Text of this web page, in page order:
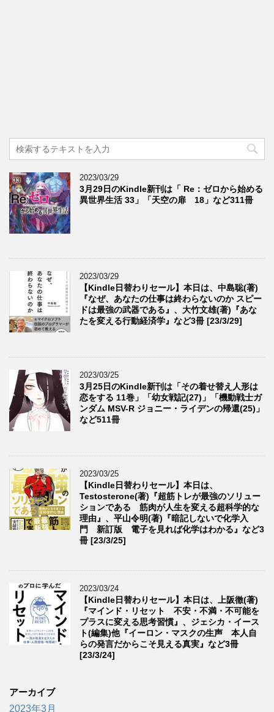
2023/03/29
3月29日のKindle新刊は「 Re：ゼロから始める
異世界生活 33」「天空の扉 18」など311冊
2023/03/29
【Kindle日替わりセール】本日は、中島聡(著)
『なぜ、あなたの仕事は終わらないのか スピー
ドは最強の武器である』、大竹文雄(著)『あな
たを変える行動経済学』など3冊 [23/3/29]
2023/03/25
3月25日のKindle新刊は「その着せ替え人形は
恋をする 11巻」「幼女戦記(27)」「機動戦士ガ
ンダム MSV-R ジョニー・ライデンの帰還(25)」
など511冊
2023/03/25
【Kindle日替わりセール】本日は、
Testosterone(著)『超筋トレが最強のソリュー
ションである 筋肉が人生を変える超科学的な
理由』、平山令明(著)『暗記しないで化学入
門 新訂版 電子を見れば化学はわかる』など3
冊 [23/3/25]
2023/03/24
【Kindle日替わりセール】本日は、上阪徹(著)
『マインド・リセット 不安・不満・不可能を
プラスに変える思考習慣』、ジェシカ・イース
ト(編集)他『イーロン・マスクの生声 本人自
らの発言だからこそ見える真実』など3冊
[23/3/24]
アーカイブ
2023年3月